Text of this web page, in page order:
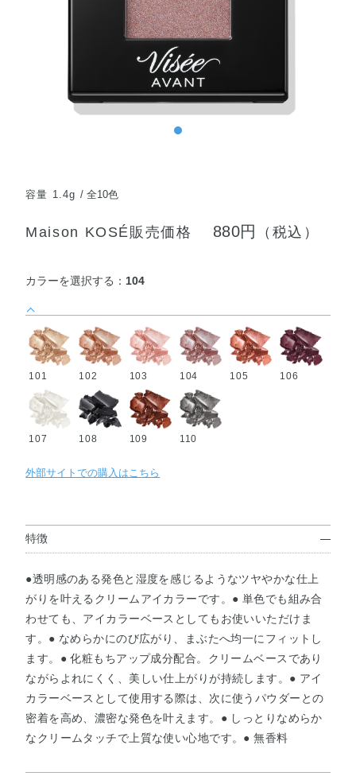
容量 1.4g 全10色
Maison KOSÉ販売価格 880円 （税込）
カラーを選択する： 104
101 102 103 104 105 106
107 108 109 110
外部サイトでの購入はこちら
特徴
●透明感のある発色と湿度を感じるようなツヤやかな仕上
がりを叶えるクリームアイカラーです。● 単色でも組み合
わせても、アイカラーベースとしてもお使いいただけま
す。● なめらかにのび広がり、まぶたへ均一にフィットし
ます。● 化粧もちアップ成分配合。クリームベースであり
ながらよれにくく、美しい仕上がりが持続します。● アイ
カラーベースとして使用する際は、次に使うパウダーとの
密着を高め、濃密な発色を叶えます。● しっとりなめらか
なクリームタッチで上質な使い心地です。● 無香料